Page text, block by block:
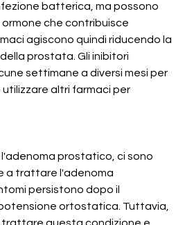
batterica, ma possono
che contribuisce
agiscono quindi riducendo la
prostata. Gli inibitori
settimane a diversi mesi per
altri farmaci per
prostatico, ci sono
a trattare l'adenoma
persistono dopo il
ortostatica. Tuttavia,